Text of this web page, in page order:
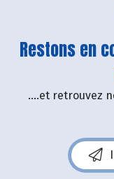
Restons en
....et retrouvez